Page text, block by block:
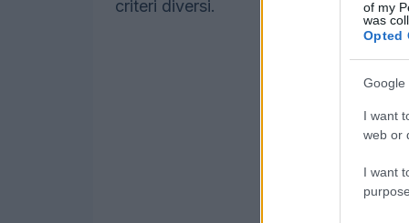
of my
was
Opted
Google
I want
web or
I want
criteri diversi.